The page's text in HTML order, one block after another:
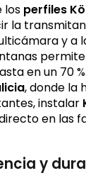
los perfiles
la
y a
en un 70
, donde la
instalar
en las
y